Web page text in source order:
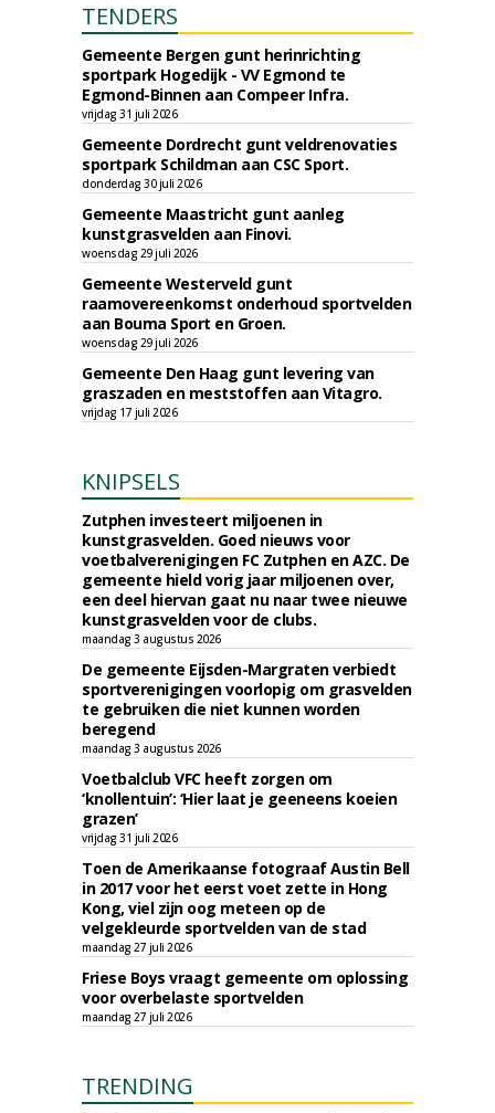
TENDERS
Gemeente Bergen gunt herinrichting
sportpark Hogedijk - VV Egmond te
Egmond-Binnen aan Compeer Infra.
vrijdag 31 juli 2026
Gemeente Dordrecht gunt veldrenovaties
sportpark Schildman aan CSC Sport.
donderdag 30 juli 2026
Gemeente Maastricht gunt aanleg
kunstgrasvelden aan Finovi.
woensdag 29 juli 2026
Gemeente Westerveld gunt
raamovereenkomst onderhoud sportvelden
aan Bouma Sport en Groen.
woensdag 29 juli 2026
Gemeente Den Haag gunt levering van
graszaden en meststoffen aan Vitagro.
vrijdag 17 juli 2026
KNIPSELS
Zutphen investeert miljoenen in
kunstgrasvelden. Goed nieuws voor
voetbalverenigingen FC Zutphen en AZC. De
gemeente hield vorig jaar miljoenen over,
een deel hiervan gaat nu naar twee nieuwe
kunstgrasvelden voor de clubs.
maandag 3 augustus 2026
De gemeente Eijsden-Margraten verbiedt
sportverenigingen voorlopig om grasvelden
te gebruiken die niet kunnen worden
beregend
maandag 3 augustus 2026
Voetbalclub VFC heeft zorgen om
‘knollentuin’: ‘Hier laat je geeneens koeien
grazen’
vrijdag 31 juli 2026
Toen de Amerikaanse fotograaf Austin Bell
in 2017 voor het eerst voet zette in Hong
Kong, viel zijn oog meteen op de
velgekleurde sportvelden van de stad
maandag 27 juli 2026
Friese Boys vraagt gemeente om oplossing
voor overbelaste sportvelden
maandag 27 juli 2026
TRENDING